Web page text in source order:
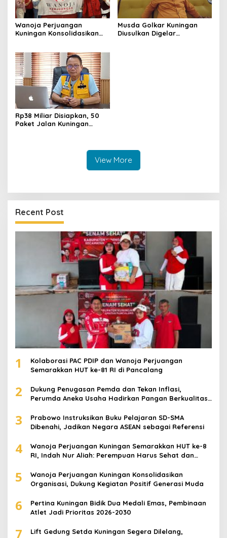
Wanoja Perjuangan
Kuningan Konsolidasikan
Muda
Musda Golkar Kuningan
Diusulkan Digelar
Rp38 Miliar Disiapkan, 50
Paket Jalan Kuningan
View More
Recent Post
1
Kolaborasi PAC PDIP dan Wanoja Perjuangan
Semarakkan HUT ke-81 RI di Pancalang
2
Dukung Penugasan Pemda dan Tekan Inflasi,
Perumda Aneka Usaha Hadirkan Pangan Berkualitas
3
Prabowo Instruksikan Buku Pelajaran SD-SMA
Dibenahi, Jadikan Negara ASEAN sebagai Referensi
4
Wanoja Perjuangan Kuningan Semarakkan HUT ke-8
RI, Indah Nur Aliah: Perempuan Harus Sehat dan
5
Wanoja Perjuangan Kuningan Konsolidasikan
Organisasi, Dukung Kegiatan Positif Generasi Muda
6
Pertina Kuningan Bidik Dua Medali Emas, Pembinaan
Atlet Jadi Prioritas 2026-2030
7
Lift Gedung Setda Kuningan Segera Dilelang,